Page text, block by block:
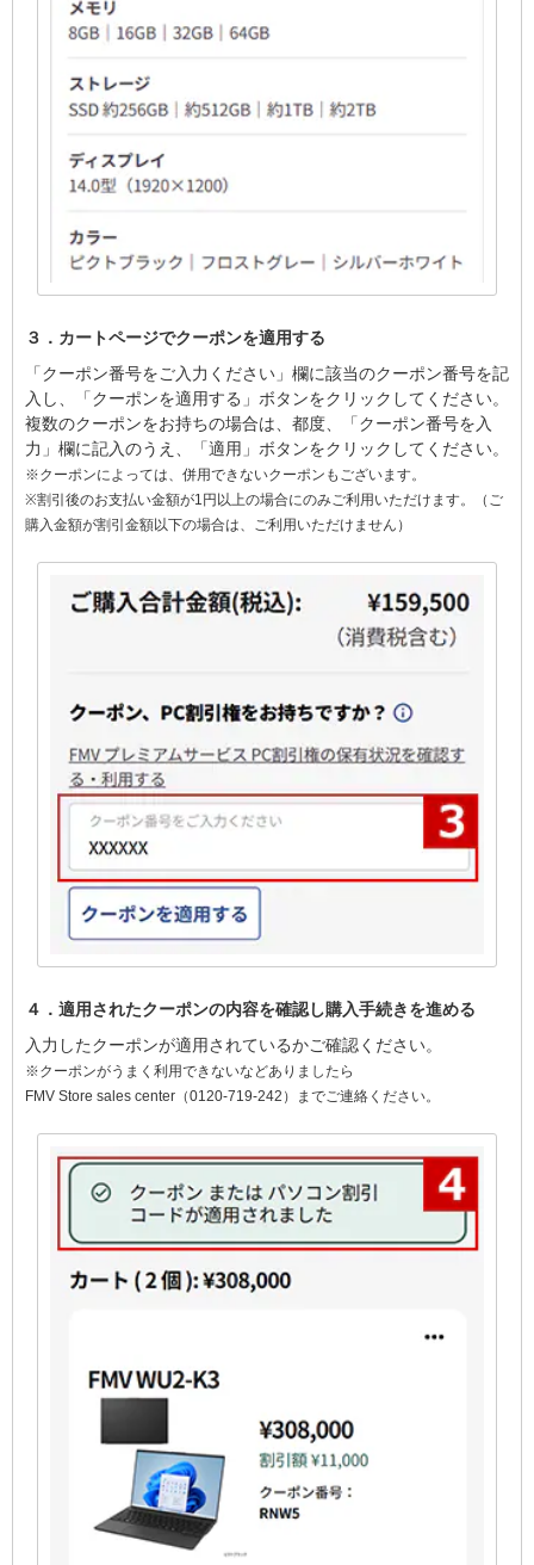
３．カートページでクーポンを適用する
「クーポン番号をご入力ください」欄に該当のクーポン番号を記
入し、「クーポンを適用する」ボタンをクリックしてください。
複数のクーポンをお持ちの場合は、都度、「クーポン番号を入
力」欄に記入のうえ、「適用」ボタンをクリックしてください。
※クーポンによっては、併用できないクーポンもございます。
※割引後のお支払い金額が1円以上の場合にのみご利用いただけます。（ご
購入金額が割引金額以下の場合は、ご利用いただけません）
４．適用されたクーポンの内容を確認し購入手続きを進める
入力したクーポンが適用されているかご確認ください。
※クーポンがうまく利用できないなどありましたら
FMV Store sales center（0120-719-242）までご連絡ください。